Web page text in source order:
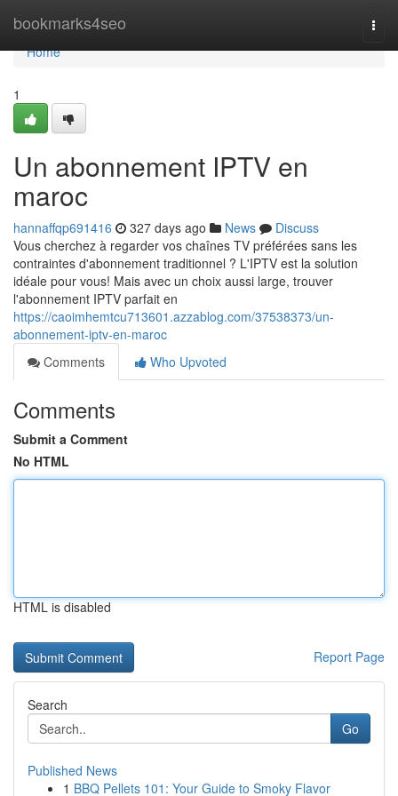
bookmarks4seo
Home
Home
1
Un abonnement IPTV en
maroc
hannaffqp691416 327 days ago News
Discuss
Vous cherchez à regarder vos chaînes TV préférées sans les
contraintes d'abonnement traditionnel ? L'IPTV est la solution
idéale pour vous! Mais avec un choix aussi large, trouver
l'abonnement IPTV parfait en
https://caoimhemtcu713601.azzablog.com/37538373/un-
abonnement-iptv-en-maroc
Comments
Who Upvoted
Comments
Submit a Comment
No HTML
HTML is disabled
Report Page
Search
Go
Published News
1 BBQ Pellets 101: Your Guide to Smoky Flavor